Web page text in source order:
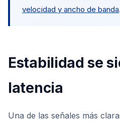
velocidad y ancho de banda.
Estabilidad se
latencia
Una de las señales más